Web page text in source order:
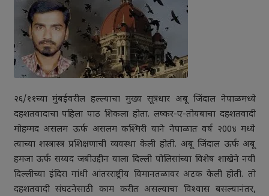
२६/११च्या मुंबईवरील हल्ल्याचा मुख्य सूत्रधार अबू जिंदाल नेपाळमध्ये
दहशतवादाचा पहिला पाठ शिकला होता. लष्कर-ए-तोयबाचा दहशतवादी
मोहम्मद असलम ऊर्फ असलम कश्मिरी याने नेपाळात वर्ष २00४ मध्ये
त्याच्या शस्त्रास्त्र प्रशिक्षणाची व्यवस्था केली होती. अबू जिंदाल ऊर्फ अबू
हमजा ऊर्फ सय्यद जबीउद्दीन याला दिल्ली पोलिसांच्या विशेष शाखेने नवी
दिल्लीच्या इंदिरा गांधी आंतरराष्ट्रीय विमानतळावर अटक केली होती. तो
दहशतवादी संघटनेसाठी काम करीत असल्याचा विश्‍वास बसल्यानंतर,